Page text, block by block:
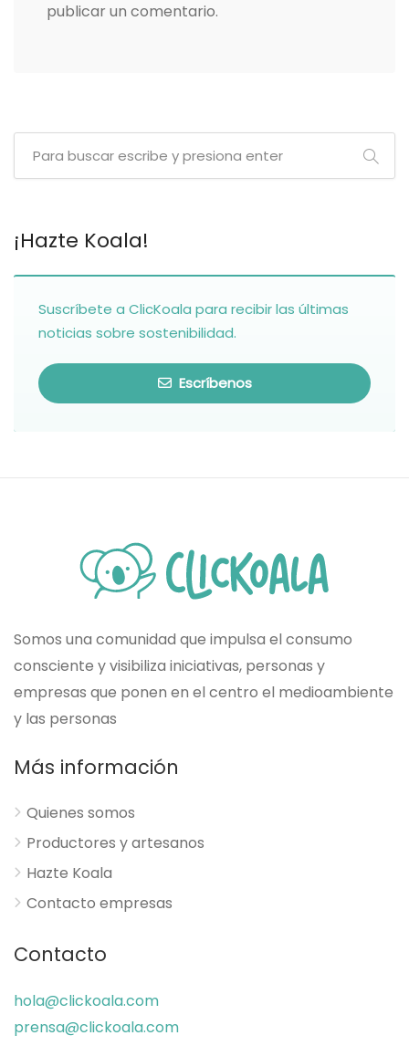
publicar un comentario.
¡Hazte Koala!
Suscríbete a ClicKoala para recibir las últimas
noticias sobre sostenibilidad.
Escríbenos
Somos una comunidad que impulsa el consumo
consciente y visibiliza iniciativas, personas y
empresas que ponen en el centro el medioambiente
y las personas
Más información
Quienes somos
Productores y artesanos
Hazte Koala
Contacto empresas
Contacto
hola@clickoala.com
prensa@clickoala.com